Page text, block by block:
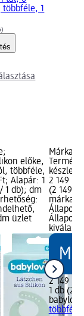
1
előke,
többféle,
Alapár: 1
1 db); dm
üzlet
Márka:
készlet,
2 149
(2
márka
Állapot
Állapot
2 149 Ft
1 db (2
babylove